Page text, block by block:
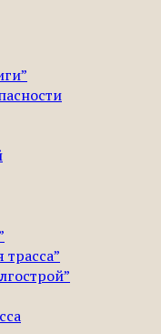
трасса”